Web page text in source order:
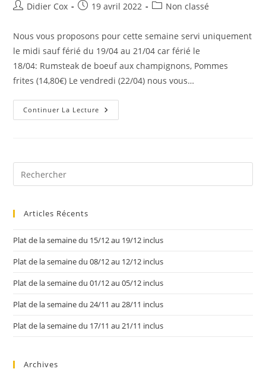
Didier Cox 19 avril 2022 Non classé
Nous vous proposons pour cette semaine servi uniquement
le midi sauf férié du 19/04 au 21/04 car férié le
18/04: Rumsteak de boeuf aux champignons, Pommes
frites (14,80€) Le vendredi (22/04) nous vous…
Continuer La Lecture
Articles Récents
Plat de la semaine du 15/12 au 19/12 inclus
Plat de la semaine du 08/12 au 12/12 inclus
Plat de la semaine du 01/12 au 05/12 inclus
Plat de la semaine du 24/11 au 28/11 inclus
Plat de la semaine du 17/11 au 21/11 inclus
Archives